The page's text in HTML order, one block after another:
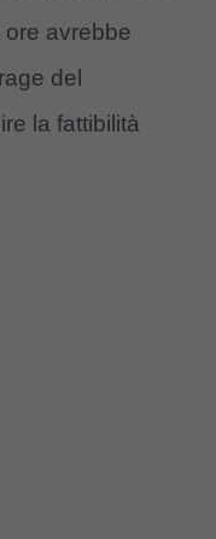
avrebbe
del
la fattibilità